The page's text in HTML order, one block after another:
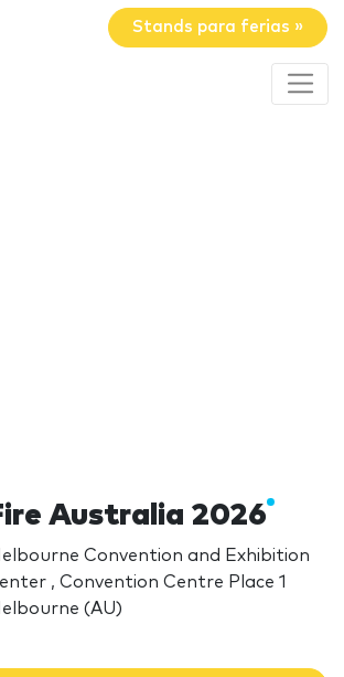
Stands para ferias »
Australia 2026
Convention and Exhibition
, Convention Centre Place 1
(AU)